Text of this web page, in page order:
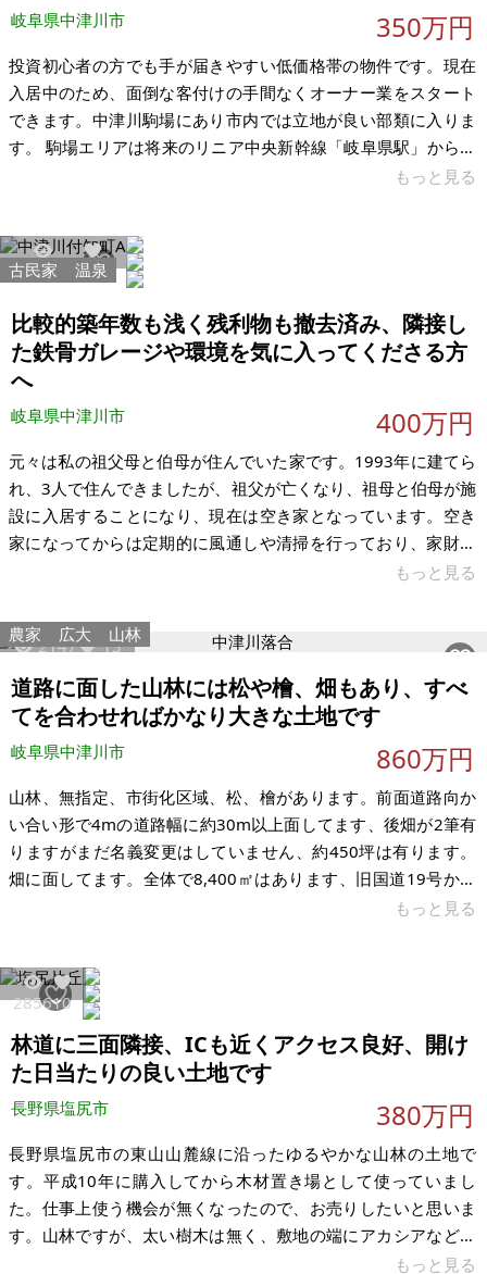
岐阜県中津川市 350万円
投資初心者の方でも手が届きやすい低価格帯の物件です。現在
入居中のため、面倒な客付けの手間なくオーナー業をスタート
できます。中津川駒場にあり市内では立地が良い部類に入りま
す。 駒場エリアは将来のリニア中央新幹線「岐阜県駅」からも
アクセスが良く、今後の地域発展が期待されるエリアです。
付土地 場所：岐阜県中津川市駒場 土地：196.14㎡ 建物：
138.35㎡ 構造：瓦葺 現況：賃貸中 希望価格：350万円（税
込） ※家賃：35,000円（利回り12%） ※現状有姿、および公簿
売
もっと見る
3511 24
古民家 温泉
比較的築年数も浅く残利物も撤去済み、隣接し
た鉄骨ガレージや環境を気に入ってくださる方
へ
岐阜県中津川市 400万円
元々は私の祖父母と伯母が住んでいた家です。1993年に建てら
れ、3人で住んできましたが、祖父が亡くなり、祖母と伯母が施
設に入居することになり、現在は空き家となっています。空き
家になってからは定期的に風通しや清掃を行っており、家財道
具もすべて撤去して「空」の状態にしました。1993年築と比較
います。ただ、建物内は年相応の使用感があり、少し「小汚
い」と感じる部分もあるかと思いますので、DIYやリフォームを
前提とした「趣味のベースキャンプ」として活用いただける方
にお譲りしたいと考えています。 一番の自慢は、道路沿い、家
から徒歩1分に建つ約43
もっと見る
2147 13
農家 広大 山林
道路に面した山林には松や檜、畑もあり、すべ
てを合わせればかなり大きな土地です
岐阜県中津川市 860万円
山林、無指定、市街化区域、松、檜があります。前面道路向か
い合い形で4mの道路幅に約30m以上面してます、後畑が2筆有
りますがまだ名義変更はしていません、約450坪は有ります。
畑に面してます。全体で8,400㎡はあります、旧国道19号から
この土地に入りますがその入り口の道沿いに120坪あります
川駅から6個目のバス停で馬籠宿行きに乗ります。外国人向けの
民泊や食事屋などがおすすめです。もし興味があるようでした
らご連絡くだされば幸いです。 【物件概要】※土地のみ 場所：
岐阜県中津川市落合
もっと見る
285610
林道に三面隣接、ICも近くアクセス良好、開け
た日当たりの良い土地です
長野県塩尻市 380万円
長野県塩尻市の東山山麓線に沿ったゆるやかな山林の土地で
す。平成10年に購入してから木材置き場として使っていまし
た。仕事上使う機会が無くなったので、お売りしたいと思いま
す。山林ですが、太い樹木は無く、敷地の端にアカシアなど景
観のために自然に生えたものをそのまま配しております。適度
もっと見る